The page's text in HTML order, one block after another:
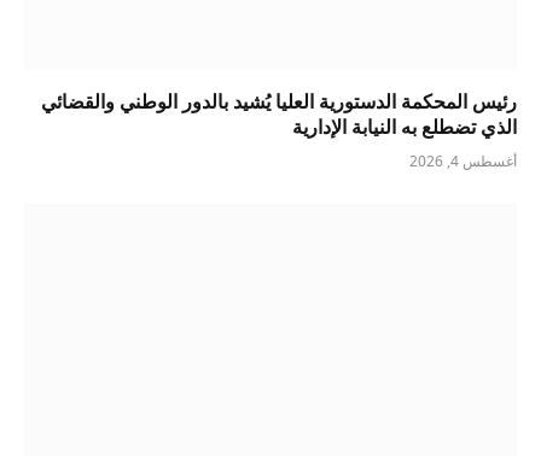
رئيس المحكمة الدستورية العليا يُشيد بالدور الوطني والقضائي
الذي تضطلع به النيابة الإدارية
أغسطس 4, 2026